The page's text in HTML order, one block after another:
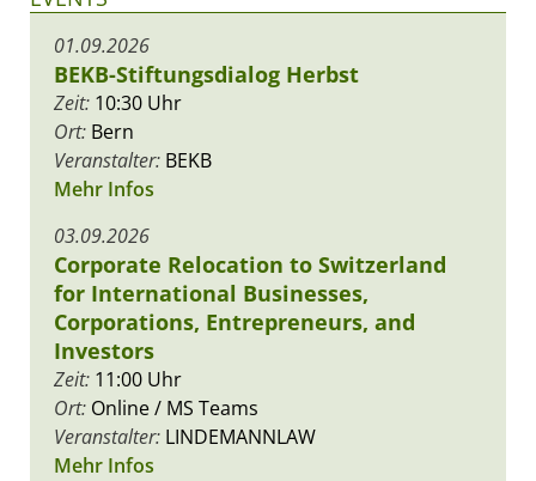
01.09.2026
BEKB-Stiftungsdialog Herbst
Zeit: 10:30 Uhr
Ort: Bern
Veranstalter: BEKB
Mehr Infos
03.09.2026
Corporate Relocation to Switzerland
for International Businesses,
Corporations, Entrepreneurs, and
Investors
Zeit: 11:00 Uhr
Ort: Online / MS Teams
Veranstalter: LINDEMANNLAW
Mehr Infos